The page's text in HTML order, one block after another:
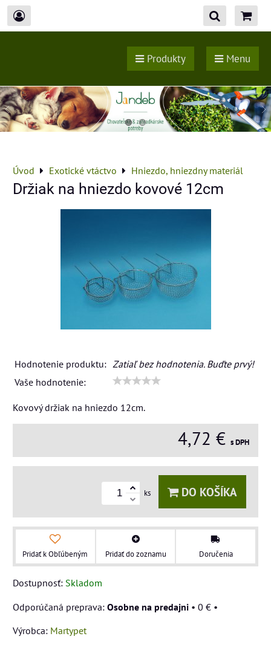
Produkty Menu
Úvod Exotické vtáctvo Hniezdo, hniezdny materiál
Držiak na hniezdo kovové 12cm
Hodnotenie produktu: Zatiaľ bez hodnotenia. Buďte prvý!
Vaše hodnotenie:
Kovový držiak na hniezdo 12cm.
4,72 € s DPH
ks DO KOŠÍKA
Pridať k Obľúbeným Pridať do zoznamu Doručenia
Dostupnosť: Skladom
Osobne na predajni • 0 € •
Výrobca: Martypet